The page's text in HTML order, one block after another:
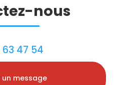
nous
63 47 54
un message